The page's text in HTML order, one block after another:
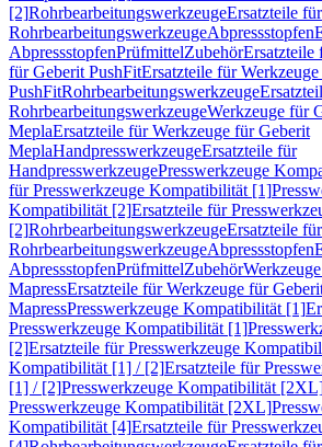
[2]RohrbearbeitungswerkzeugeErsatzteile für
RohrbearbeitungswerkzeugeAbpressstopfen
AbpressstopfenPrüfmittelZubehörErsatzteile
für Geberit PushFitErsatzteile für
PushFitRohrbearbeitungswerkzeuge
RohrbearbeitungswerkzeugeWerkzeuge für
MeplaErsatzteile für Werkzeuge für Geberit
MeplaHandpresswerkzeugeErsatzteile für
HandpresswerkzeugePresswerkzeuge
für Presswerkzeuge Kompatibilität [1]
Kompatibilität [2]Ersatzteile für
[2]RohrbearbeitungswerkzeugeErsatzteile für
RohrbearbeitungswerkzeugeAbpressstopfen
AbpressstopfenPrüfmittelZubehör
MapressErsatzteile für Werkzeuge für
MapressPresswerkzeuge Kompatibilität [1]
Presswerkzeuge Kompatibilität [1]
[2]Ersatzteile für Presswerkzeuge
Kompatibilität [1] / [2]Ersatzteile für
[1] / [2]Presswerkzeuge Kompatibilität
Presswerkzeuge Kompatibilität [2XL]
Kompatibilität [4]Ersatzteile für